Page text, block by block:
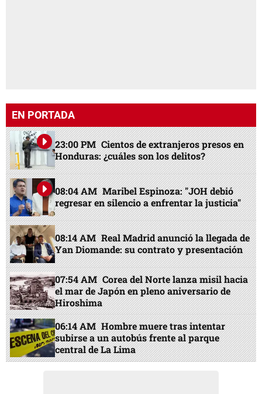
EN PORTADA
23:00 PM Cientos de extranjeros presos en
Honduras: ¿cuáles son los delitos?
08:04 AM Maribel Espinoza: "JOH debió
regresar en silencio a enfrentar la justicia"
08:14 AM Real Madrid anunció la llegada de
Yan Diomande: su contrato y presentación
07:54 AM Corea del Norte lanza misil hacia
el mar de Japón en pleno aniversario de
Hiroshima
06:14 AM Hombre muere tras intentar
subirse a un autobús frente al parque
central de La Lima